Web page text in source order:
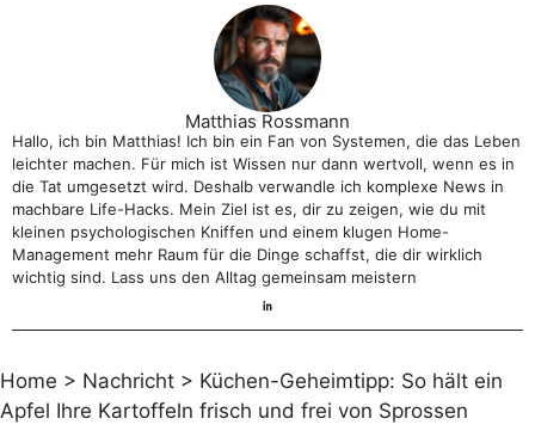
Matthias Rossmann
Hallo, ich bin Matthias! Ich bin ein Fan von Systemen, die das Leben
leichter machen. Für mich ist Wissen nur dann wertvoll, wenn es in
die Tat umgesetzt wird. Deshalb verwandle ich komplexe News in
machbare Life-Hacks. Mein Ziel ist es, dir zu zeigen, wie du mit
kleinen psychologischen Kniffen und einem klugen Home-
Management mehr Raum für die Dinge schaffst, die dir wirklich
wichtig sind. Lass uns den Alltag gemeinsam meistern
Home > Nachricht > Küchen-Geheimtipp: So hält ein
Apfel Ihre Kartoffeln frisch und frei von Sprossen